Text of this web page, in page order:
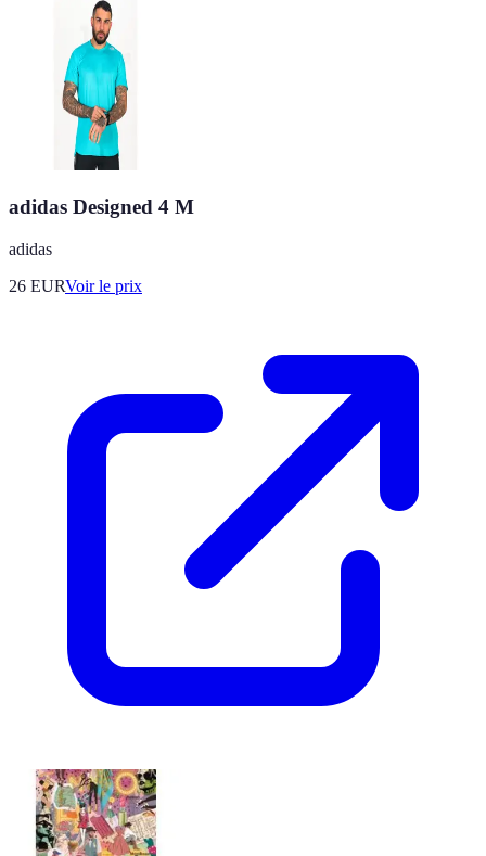
adidas Designed 4 M
adidas
26 EURVoir le prix